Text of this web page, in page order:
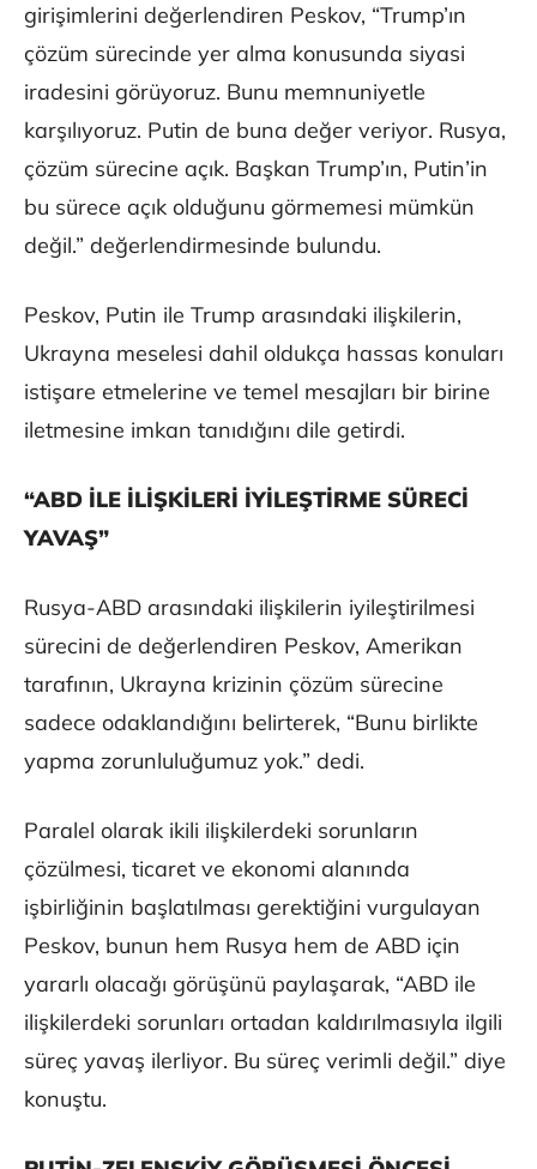
girişimlerini değerlendiren Peskov, “Trump’ın
çözüm sürecinde yer alma konusunda siyasi
iradesini görüyoruz. Bunu memnuniyetle
karşılıyoruz. Putin de buna değer veriyor. Rusya,
çözüm sürecine açık. Başkan Trump’ın, Putin’in
bu sürece açık olduğunu görmemesi mümkün
değil.” değerlendirmesinde bulundu.
Peskov, Putin ile Trump arasındaki ilişkilerin,
Ukrayna meselesi dahil oldukça hassas konuları
istişare etmelerine ve temel mesajları bir birine
iletmesine imkan tanıdığını dile getirdi.
“ABD İLE İLİŞKİLERİ İYİLEŞTİRME SÜRECİ
YAVAŞ”
Rusya-ABD arasındaki ilişkilerin iyileştirilmesi
sürecini de değerlendiren Peskov, Amerikan
tarafının, Ukrayna krizinin çözüm sürecine
sadece odaklandığını belirterek, “Bunu birlikte
yapma zorunluluğumuz yok.” dedi.
Paralel olarak ikili ilişkilerdeki sorunların
çözülmesi, ticaret ve ekonomi alanında
işbirliğinin başlatılması gerektiğini vurgulayan
Peskov, bunun hem Rusya hem de ABD için
yararlı olacağı görüşünü paylaşarak, “ABD ile
ilişkilerdeki sorunları ortadan kaldırılmasıyla ilgili
süreç yavaş ilerliyor. Bu süreç verimli değil.” diye
konuştu.